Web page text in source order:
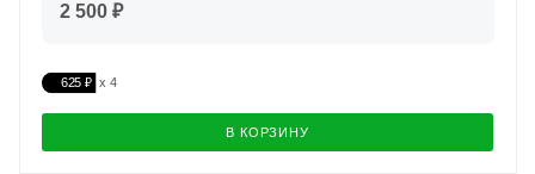
2 500 ₽
625 ₽
В КОРЗИНУ